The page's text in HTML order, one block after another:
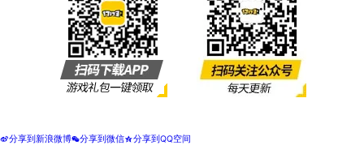
t分享到新浪微博w分享到微信z分享到QQ空间